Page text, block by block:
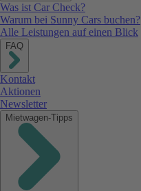
Was ist Car Check?
Warum bei Sunny Cars buchen?
Alle Leistungen auf einen Blick
FAQ
Kontakt
Aktionen
Newsletter
Mietwagen-Tipps